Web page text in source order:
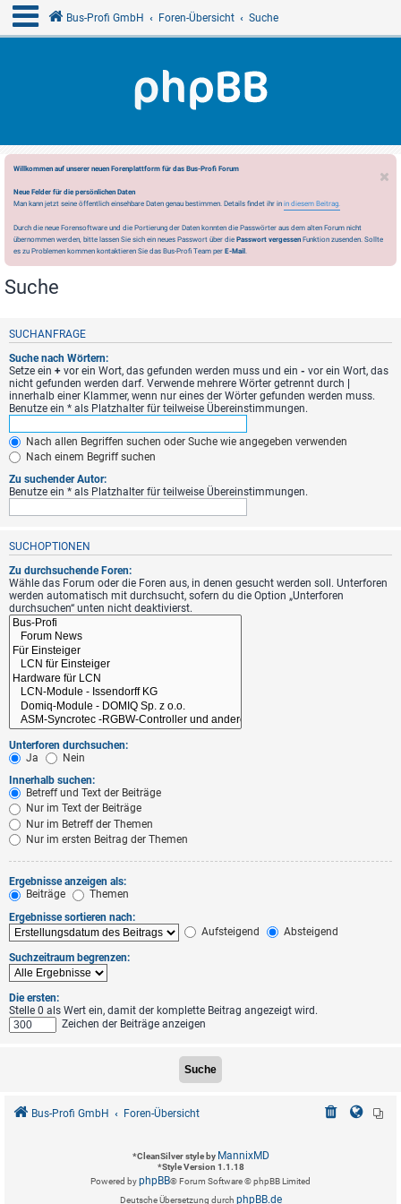
Bus-Profi GmbH Foren-Übersicht Suche
Willkommen auf unserer neuen Forenplattform für das Bus-Profi Forum
Neue Felder für die persönlichen Daten
Man kann jetzt seine öffentlich einsehbare Daten genau bestimmen. Details findet ihr in in diesem Beitrag.
Durch die neue Forensoftware und die Portierung der Daten konnten die Passwörter aus dem alten Forum nicht
übernommen werden, bitte lassen Sie sich ein neues Passwort über die Passwort vergessen Funktion zusenden. Sollte
es zu Problemen kommen kontaktieren Sie das Bus-Profi Team per E-Mail.
Suche
SUCHANFRAGE
Suche nach Wörtern:
Setze ein + vor ein Wort, das gefunden werden muss und ein - vor ein Wort, das
nicht gefunden werden darf. Verwende mehrere Wörter getrennt durch |
innerhalb einer Klammer, wenn nur eines der Wörter gefunden werden muss.
Benutze ein * als Platzhalter für teilweise Übereinstimmungen.
Nach allen Begriffen suchen oder Suche wie angegeben verwenden
Nach einem Begriff suchen
Zu suchender Autor:
Benutze ein * als Platzhalter für teilweise Übereinstimmungen.
SUCHOPTIONEN
Zu durchsuchende Foren:
Wähle das Forum oder die Foren aus, in denen gesucht werden soll. Unterforen
werden automatisch mit durchsucht, sofern du die Option „Unterforen
durchsuchen“ unten nicht deaktivierst.
Unterforen durchsuchen:
Ja
Nein
Innerhalb suchen:
Betreff und Text der Beiträge
Nur im Text der Beiträge
Nur im Betreff der Themen
Nur im ersten Beitrag der Themen
Ergebnisse anzeigen als:
Beiträge
Themen
Ergebnisse sortieren nach:
Aufsteigend
Absteigend
Suchzeitraum begrenzen:
Die ersten:
Stelle 0 als Wert ein, damit der komplette Beitrag angezeigt wird.
Zeichen der Beiträge anzeigen
Bus-Profi GmbH Foren-Übersicht
*CleanSilver style by MannixMD
*Style Version 1.1.18
Powered byphpBB® Forum Software © phpBB Limited
Deutsche Übersetzung durch phpBB.de